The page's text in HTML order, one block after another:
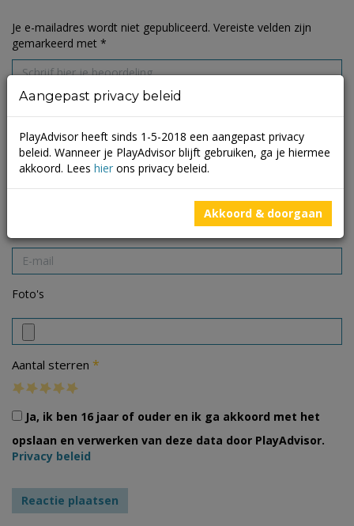
Je e-mailadres wordt niet gepubliceerd. Vereiste velden zijn
gemarkeerd met *
Foto's
Aantal sterren *
Ja, ik ben 16 jaar of ouder en ik ga akkoord met het
opslaan en verwerken van deze data door PlayAdvisor.
Privacy beleid
Aangepast privacy beleid
PlayAdvisor heeft sinds 1-5-2018 een aangepast privacy
beleid. Wanneer je PlayAdvisor blijft gebruiken, ga je hiermee
akkoord. Lees hier ons privacy beleid.
Akkoord & doorgaan